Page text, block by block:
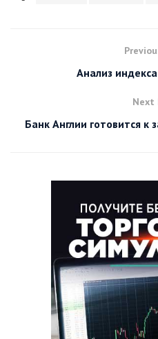
Анализ
Next
Банк Англии готовится к